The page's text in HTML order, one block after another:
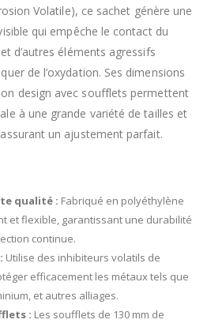
Volatile), ce sachet génère une
qui empêche le contact du
d’autres éléments agressifs
de l’oxydation. Ses dimensions
design avec soufflets permettent
à une grande variété de tailles et
un ajustement parfait.
qualité : Fabriqué en polyéthylène
et flexible, garantissant une durabilité
continue.
Utilise des inhibiteurs volatils de
efficacement les métaux tels que
et autres alliages.
: Les soufflets de 130 mm de